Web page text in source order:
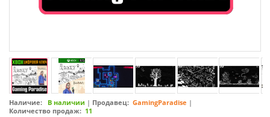
Наличие: В наличии | Продавец: GamingParadise |
Количество продаж: 11